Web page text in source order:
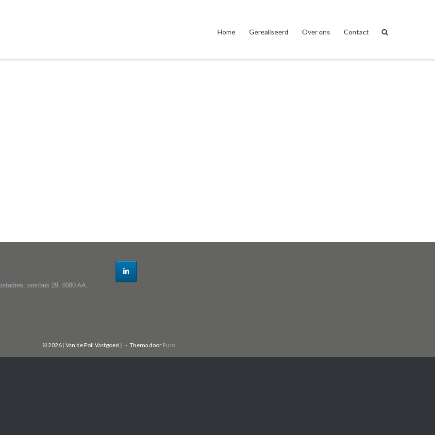
Home Gerealiseerd Over ons Contact
postbus 29, 8080 AA,
© 2026 | Van de Poll Vastgoed | Thema door Puro